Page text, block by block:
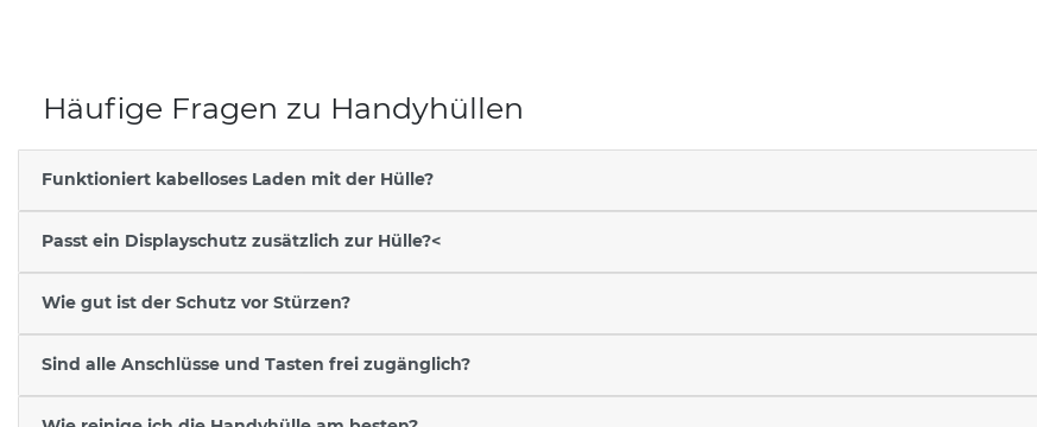
Häufige Fragen zu Handyhüllen
Funktioniert kabelloses Laden mit der Hülle?
Passt ein Displayschutz zusätzlich zur Hülle?<
Wie gut ist der Schutz vor Stürzen?
Sind alle Anschlüsse und Tasten frei zugänglich?